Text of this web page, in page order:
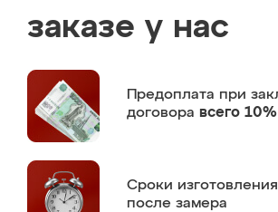
заказе у нас
Предоплата при
договора всего 10%
Сроки изготовления
после замера